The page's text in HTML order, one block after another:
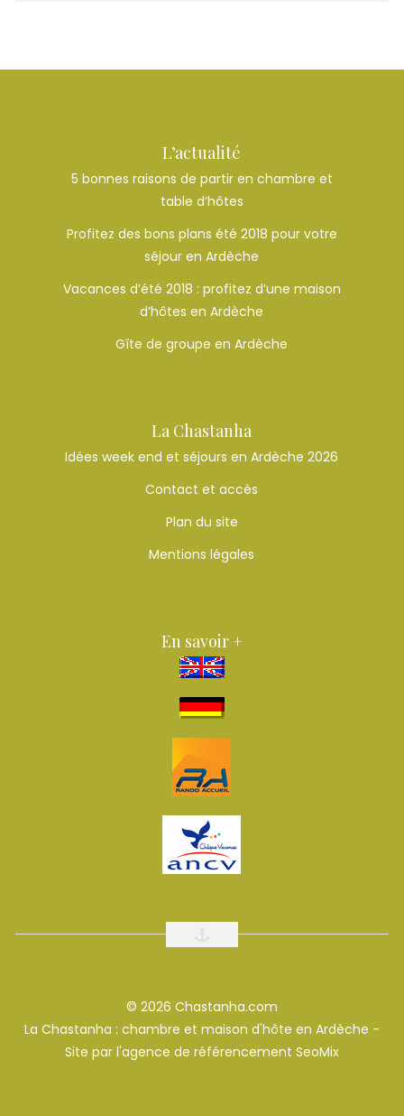
L’actualité
5 bonnes raisons de partir en chambre et
table d’hôtes
Profitez des bons plans été 2018 pour votre
séjour en Ardèche
Vacances d’été 2018 : profitez d’une maison
d’hôtes en Ardèche
Gîte de groupe en Ardèche
La Chastanha
Idées week end et séjours en Ardèche 2026
Contact et accès
Plan du site
Mentions légales
En savoir +
© 2026 Chastanha.com
La Chastanha : chambre et maison d'hôte en Ardèche -
Site par l'agence de référencement SeoMix